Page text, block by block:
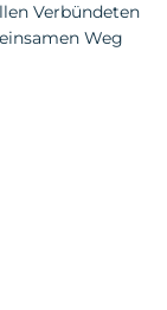
Verbündeten
Weg